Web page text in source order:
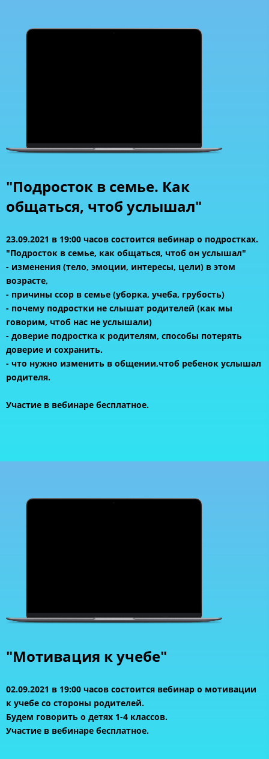
"Подросток в семье. Как
общаться, чтоб услышал"
23.09.2021 в 19:00 часов состоится вебинар о подростках.
"Подросток в семье, как общаться, чтоб он услышал"
- изменения (тело, эмоции, интересы, цели) в этом
возрасте,
- причины ссор в семье (уборка, учеба, грубость)
- почему подростки не слышат родителей (как мы
говорим, чтоб нас не услышали)
- доверие подростка к родителям, способы потерять
доверие и сохранить.
- что нужно изменить в общении,чтоб ребенок услышал
родителя.
Участие в вебинаре бесплатное.
"Мотивация к учебе"
02.09.2021 в 19:00 часов состоится вебинар о мотивации
к учебе со стороны родителей.
Будем говорить о детях 1-4 классов.
Участие в вебинаре бесплатное.